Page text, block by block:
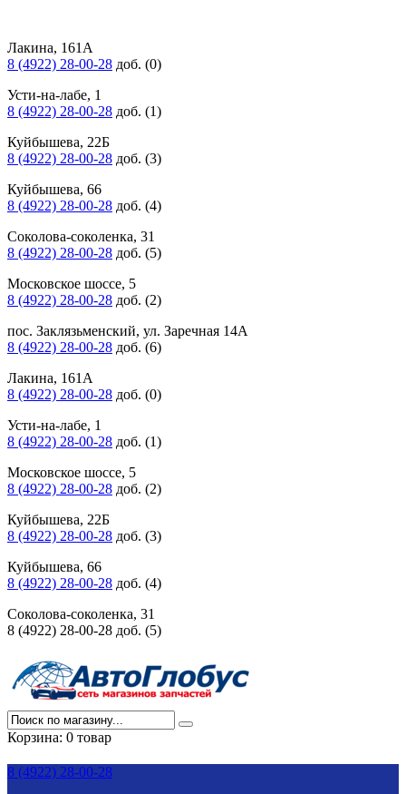
Лакина, 161А
8 (4922) 28-00-28 доб. (0)
Усти-на-лабе, 1
8 (4922) 28-00-28 доб. (1)
Куйбышева, 22Б
8 (4922) 28-00-28 доб. (3)
Куйбышева, 66
8 (4922) 28-00-28 доб. (4)
Соколова-соколенка, 31
8 (4922) 28-00-28 доб. (5)
Московское шоссе, 5
8 (4922) 28-00-28 доб. (2)
пос. Заклязьменский, ул. Заречная 14А
8 (4922) 28-00-28 доб. (6)
Лакина, 161А
8 (4922) 28-00-28 доб. (0)
Усти-на-лабе, 1
8 (4922) 28-00-28 доб. (1)
Московское шоссе, 5
8 (4922) 28-00-28 доб. (2)
Куйбышева, 22Б
8 (4922) 28-00-28 доб. (3)
Куйбышева, 66
8 (4922) 28-00-28 доб. (4)
Соколова-соколенка, 31
8 (4922) 28-00-28 доб. (5)
Корзина: 0 товар
8 (4922) 28-00-28